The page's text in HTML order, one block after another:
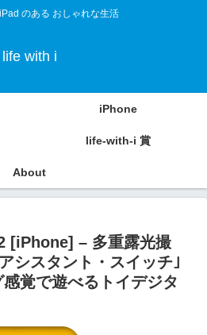
のある おしゃれな生活
life with i
iPhone
life-with-i 賞
About
[iPhone] – 多重露光撮
シスタント・スイッチ｣
覚で遊べるトイデジタ